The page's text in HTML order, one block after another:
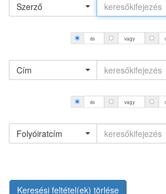
Szerző
és vagy
Cím
és vagy
Folyóiratcím
Keresési feltétel(ek) törlése